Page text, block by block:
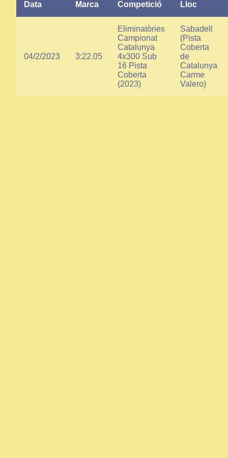
Data Marca Competició Lloc
04/2/2023 3:22.05
Eliminatòries
Campionat
Catalunya
4x300 Sub
16 Pista
Coberta
(2023)
Sabadell
(Pista
Coberta
de
Catalunya
Carme
Valero)